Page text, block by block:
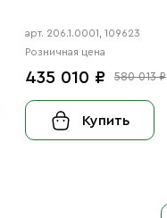
арт. 206.1.0001, 109623
Розничная цена
435 010 ₽ 580 013 ₽
Купить